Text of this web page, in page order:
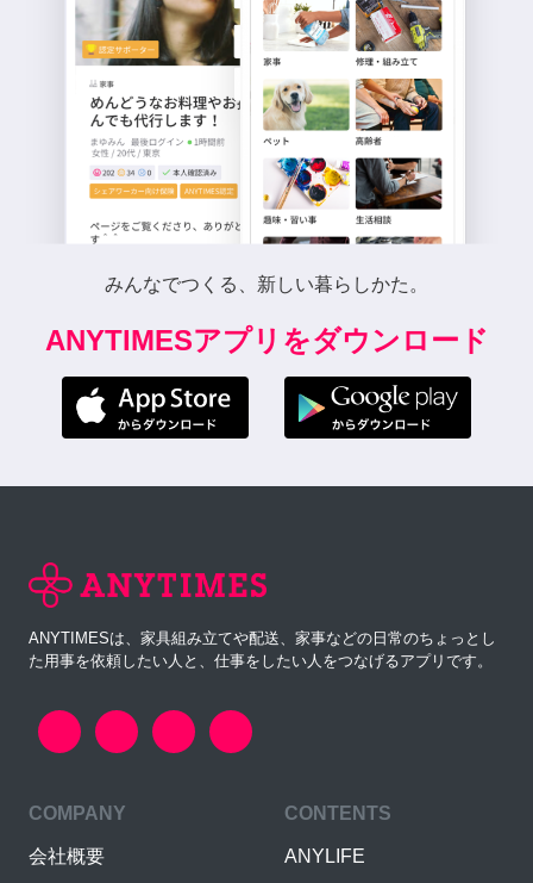
みんなでつくる、新しい暮らしかた。
ANYTIMESアプリをダウンロード
ANYTIMESは、家具組み立てや配送、家事などの日常のちょっとし
た用事を依頼したい人と、仕事をしたい人をつなげるアプリです。
COMPANY
会社概要
CONTENTS
ANYLIFE